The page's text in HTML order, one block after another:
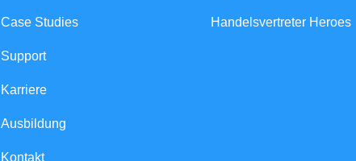
Case Studies
Support
Karriere
Ausbildung
Kontakt
Handelsvertreter Heroes